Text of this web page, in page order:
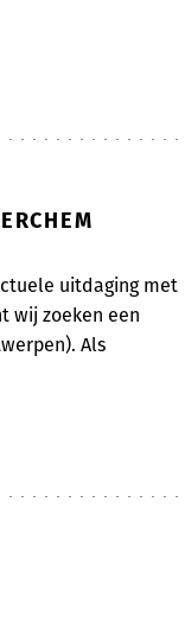
uitdaging met
wij zoeken een
Als